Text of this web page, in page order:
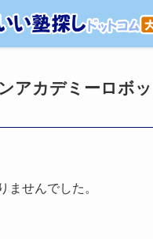
アカデミーロボ
ませんでした。